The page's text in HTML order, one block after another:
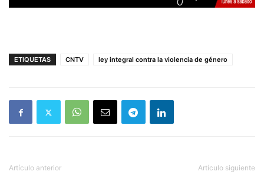
ETIQUETAS CNTV ley integral contra la violencia de género
Artículo anterior Artículo siguiente